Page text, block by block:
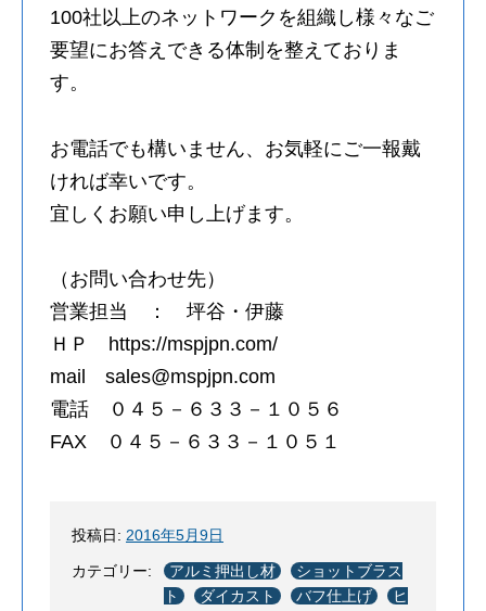
100社以上のネットワークを組織し様々なご
要望にお答えできる体制を整えておりま
す。
お電話でも構いません、お気軽にご一報戴
ければ幸いです。
宜しくお願い申し上げます。
（お問い合わせ先）
営業担当 ： 坪谷・伊藤
ＨＰ https://mspjpn.com/
mail sales@mspjpn.com
電話 ０４５－６３３－１０５６
FAX ０４５－６３３－１０５１
投稿日: 2016年5月9日
カテゴリー: アルミ押出し材
ショットブラス
ト
ダイカスト バフ仕上げ
ヒ